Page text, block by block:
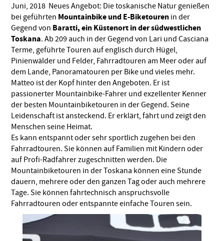
Juni, 2018 Neues Angebot: Die toskanische Natur genießen
bei geführten Mountainbike und E-Biketouren in der
Gegend von Baratti, ein Küstenort in der südwestlichen
Toskana. Ab 209 auch in der Gegend von Lari und Casciana
Terme, geführte Touren auf englisch durch Hügel,
Pinienwälder und Felder, Fahrradtouren am Meer oder auf
dem Lande, Panoramatouren per Bike und vieles mehr.
Matteo ist der Kopf hinter den Angeboten. Er ist
passionerter Mountainbike-Fahrer und exzellenter Kenner
der besten Mountainbiketouren in der Gegend. Seine
Leidenschaft ist ansteckend. Er erklärt, fährt und zeigt den
Menschen seine Heimat.
Es kann entspannt oder sehr sportlich zugehen bei den
Fahrradtouren. Sie können auf Familien mit Kindern oder
auf Profi-Radfahrer zugeschnitten werden. Die
Mountainbiketouren in der Toskana können eine Stunde
dauern, mehrere oder den ganzen Tag oder auch mehrere
Tage. Sie können fahrtechnisch anspruchsvolle
Fahrradtouren oder entspannte einfache Touren sein.